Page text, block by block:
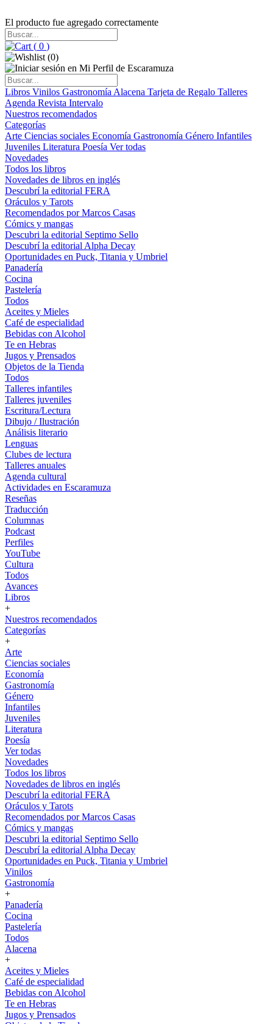
El producto fue agregado correctamente
( 0 )
(0)
Libros Vinilos Gastronomía Alacena Tarjeta de Regalo Talleres
Agenda Revista Intervalo
Nuestros recomendados
Categorías
Arte Ciencias sociales Economía Gastronomía Género Infantiles
Juveniles Literatura Poesía Ver todas
Novedades
Todos los libros
Novedades de libros en inglés
Descubrí la editorial FERA
Oráculos y Tarots
Recomendados por Marcos Casas
Cómics y mangas
Descubri la editorial Septimo Sello
Descubrí la editorial Alpha Decay
Oportunidades en Puck, Titania y Umbriel
Panadería
Cocina
Pastelería
Todos
Aceites y Mieles
Café de especialidad
Bebidas con Alcohol
Te en Hebras
Jugos y Prensados
Objetos de la Tienda
Todos
Talleres infantiles
Talleres juveniles
Escritura/Lectura
Dibujo / Ilustración
Análisis literario
Lenguas
Clubes de lectura
Talleres anuales
Agenda cultural
Actividades en Escaramuza
Reseñas
Traducción
Columnas
Podcast
Perfiles
YouTube
Cultura
Todos
Avances
Libros
+
Nuestros recomendados
Categorías
+
Arte
Ciencias sociales
Economía
Gastronomía
Género
Infantiles
Juveniles
Literatura
Poesía
Ver todas
Novedades
Todos los libros
Novedades de libros en inglés
Descubrí la editorial FERA
Oráculos y Tarots
Recomendados por Marcos Casas
Cómics y mangas
Descubri la editorial Septimo Sello
Descubrí la editorial Alpha Decay
Oportunidades en Puck, Titania y Umbriel
Vinilos
Gastronomía
+
Panadería
Cocina
Pastelería
Todos
Alacena
+
Aceites y Mieles
Café de especialidad
Bebidas con Alcohol
Te en Hebras
Jugos y Prensados